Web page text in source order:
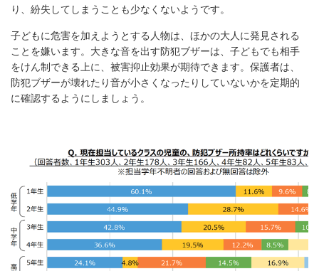
り、紛失してしまうことも少なくないようです。
子どもに危害を加えようとする人物は、ほかの大人に発見される
ことを嫌います。大きな音を出す防犯ブザーは、子どもでも相手
をけん制できる上に、被害抑止効果が期待できます。保護者は、
防犯ブザーが壊れたり音が小さくなったりしていないかを定期的
に確認するようにしましょう。